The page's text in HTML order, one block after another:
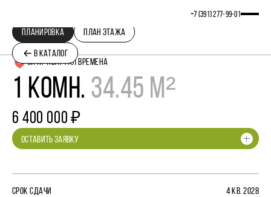
+7 (391) 277‒99‒01
В КАТАЛОГ
ПЛАНИРОВКА ПЛАН ЭТАЖА
СИТИ-КВАРТАЛ ВРЕМЕНА
1 КОМН. 34.45 М²
6 400 000 ₽
ОСТАВИТЬ ЗАЯВКУ
СРОК СДАЧИ 4 КВ. 2028